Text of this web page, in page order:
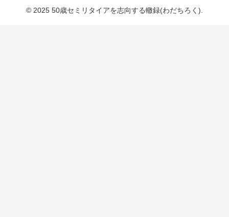
© 2025 50歳セミリタイアを志向する轍録(わだちろく).